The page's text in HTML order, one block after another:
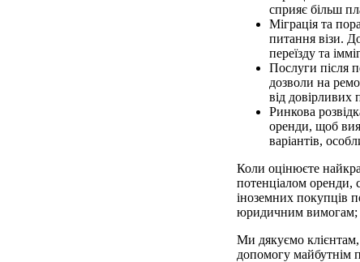
сприяє більш
Міграція та
питання візи.
переїзду та
Послуги після
дозволи на
від довірливих
Ринкова
оренди, щоб
варіантів,
Коли оцінюєте
потенціалом оренди,
іноземних покупців
юридичним вимогам;
Ми дякуємо клієнтам,
допомогу майбутнім